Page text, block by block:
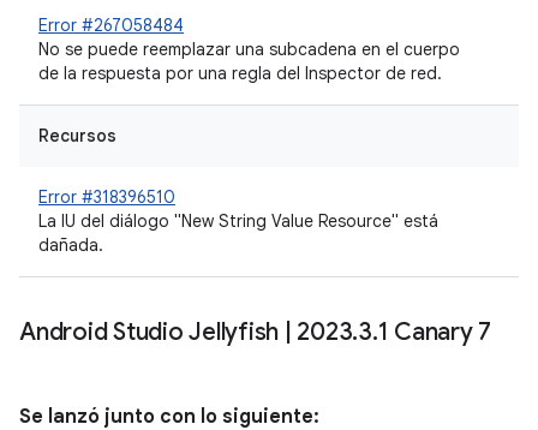
Error #267058484
No se puede reemplazar una subcadena en el cuerpo
de la respuesta por una regla del Inspector de red.
Recursos
Error #318396510
La IU del diálogo "New String Value Resource" está
dañada.
Android Studio Jellyfish 2023.3.1 Canary 7
Se lanzó junto con lo siguiente: